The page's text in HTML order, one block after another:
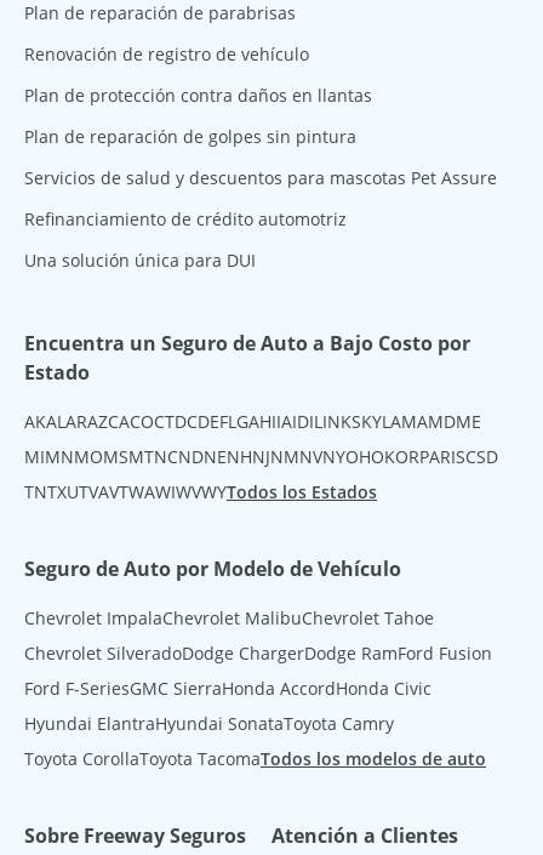
Plan de reparación de parabrisas
Renovación de registro de vehículo
Plan de protección contra daños en llantas
Plan de reparación de golpes sin pintura
Servicios de salud y descuentos para mascotas Pet Assure
Refinanciamiento de crédito automotriz
Una solución única para DUI
Encuentra un Seguro de Auto a Bajo Costo por
Estado
AKALARAZCACOCTDCDEFLGAHIIAIDILINKSKYLAMAMDME
MIMNMOMSMTNCNDNENHNJNMNVNYOHOKORPARISCSD
TNTXUTVAVTWAWIWVWYTodos los Estados
Seguro de Auto por Modelo de Vehículo
Chevrolet ImpalaChevrolet MalibuChevrolet Tahoe
Chevrolet SilveradoDodge ChargerDodge RamFord Fusion
Ford F-SeriesGMC SierraHonda AccordHonda Civic
Hyundai ElantraHyundai SonataToyota Camry
Toyota CorollaToyota TacomaTodos los modelos de auto
Sobre Freeway Seguros Atención a Clientes